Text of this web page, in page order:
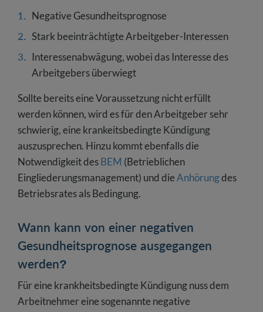
Negative Gesundheitsprognose
Stark beeinträchtigte Arbeitgeber-Interessen
Interessenabwägung, wobei das Interesse des
Arbeitgebers überwiegt
Sollte bereits eine Voraussetzung nicht erfüllt
werden können, wird es für den Arbeitgeber sehr
schwierig, eine krankeitsbedingte Kündigung
auszusprechen. Hinzu kommt ebenfalls die
Notwendigkeit desBEM (Betrieblichen
Eingliederungsmanagement) und dieAnhörungdes
Betriebsrates als Bedingung.
Wann kann von einer negativen
Gesundheitsprognose ausgegangen
werden?
Für eine krankheitsbedingte Kündigung nuss dem
Arbeitnehmer eine sogenannte negative